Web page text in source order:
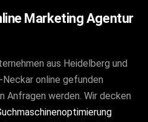
Marketing Agentur
aus Heidelberg und
online gefunden
Anfragen werden. Wir decken